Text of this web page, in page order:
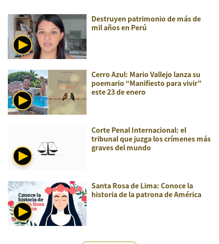
Destruyen patrimonio de más de
mil años en Perú
Cerro Azul: Mario Vallejo lanza su
poemario “Manifiesto para vivir”
este 23 de enero
Corte Penal Internacional: el
tribunal que juzga los crímenes más
graves del mundo
Santa Rosa de Lima: Conoce la
historia de la patrona de América